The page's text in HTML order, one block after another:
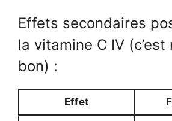
Effets secondaires
la vitamine C IV (c’est
bon) :
Effet